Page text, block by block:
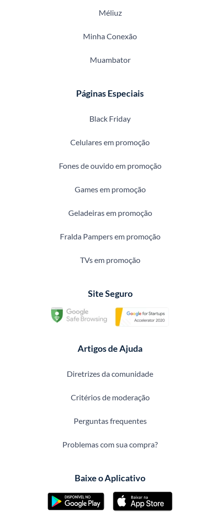
Méliuz
Minha Conexão
Muambator
Páginas Especiais
Black Friday
Celulares em promoção
Fones de ouvido em promoção
Games em promoção
Geladeiras em promoção
Fralda Pampers em promoção
TVs em promoção
Site Seguro
Artigos de Ajuda
Diretrizes da comunidade
Critérios de moderação
Perguntas frequentes
Problemas com sua compra?
Baixe o Aplicativo